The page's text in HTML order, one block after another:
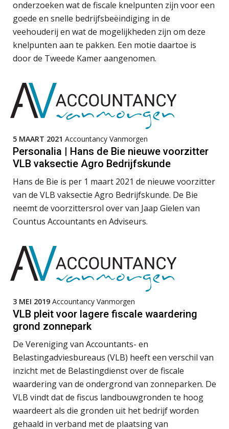
onderzoeken wat de fiscale knelpunten zijn voor een
goede en snelle bedrijfsbeëindiging in de
veehouderij en wat de mogelijkheden zijn om deze
knelpunten aan te pakken. Een motie daartoe is
door de Tweede Kamer aangenomen.
5 MAART 2021 Accountancy Vanmorgen
Personalia | Hans de Bie nieuwe voorzitter
VLB vaksectie Agro Bedrijfskunde
Hans de Bie is per 1 maart 2021 de nieuwe voorzitter
van de VLB vaksectie Agro Bedrijfskunde. De Bie
neemt de voorzittersrol over van Jaap Gielen van
Countus Accountants en Adviseurs.
3 MEI 2019 Accountancy Vanmorgen
VLB pleit voor lagere fiscale waardering
grond zonnepark
De Vereniging van Accountants- en
Belastingadviesbureaus (VLB) heeft een verschil van
inzicht met de Belastingdienst over de fiscale
waardering van de ondergrond van zonneparken. De
VLB vindt dat de fiscus landbouwgronden te hoog
waardeert als die gronden uit het bedrijf worden
gehaald in verband met de plaatsing van
ICT & AI | Volledig automatische
factuurverwerking: zo kom je er
Hierom zijn webshopondernemers
extra kwetsbaar voor
Verstoorde arbeidsrelatie als
ontslaggrond: zo begeleid je jouw
klant
door Amerikaanse belastingwet
Het functiegemak van de INT bij
adviezen over en aangiften van erf-
en schenkbelasting.
Q Home: DAC7-compliant opschalen
als verhuurplatform voor
vakantiewoningen
5 signalen dat jouw relatiebeheer
niet meer werkt (en hoe je dat oplost)
Fusies en overnames | Met
waardebepalingen bedrijfsadvies
dichter bij de ondernemer
Van Wwft naar AMLR: wat verandert
er in 2027?